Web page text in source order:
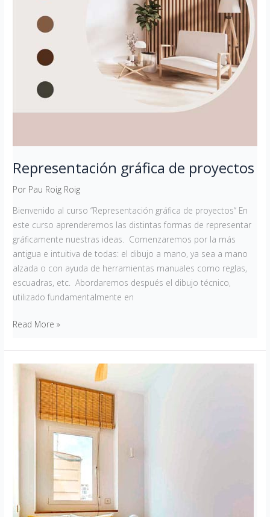
Representación gráfica de proyectos
Por Pau Roig Roig
Bienvenido al curso “Representación gráfica de proyectos“ En
este curso aprenderemos las distintas formas de representar
gráficamente nuestras ideas. Comenzaremos por la más
antigua e intuitiva de todas: el dibujo a mano, ya sea a mano
alzada o con ayuda de herramientas manuales como reglas,
escuadras, etc. Abordaremos después el dibujo técnico,
utilizado fundamentalmente en
Read More »
Especial
espacios
pequeños